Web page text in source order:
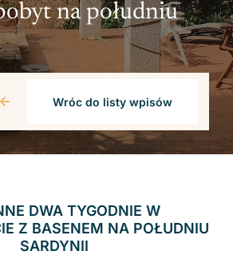
na południu
Wróc do listy wpisów
DWA TYGODNIE W
Z BASENEM NA POŁUDNIU
SARDYNII